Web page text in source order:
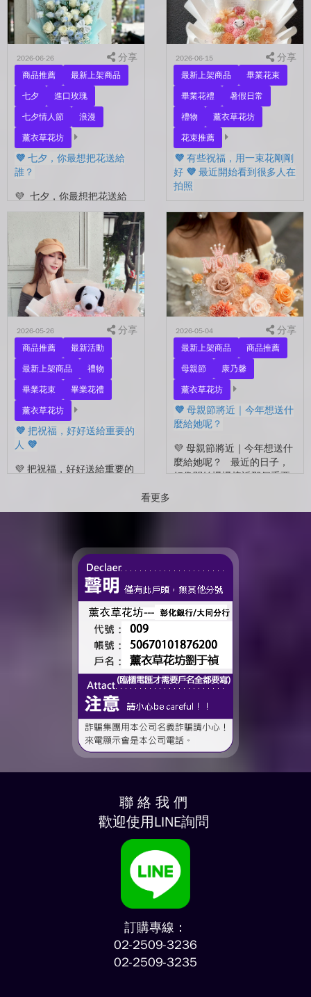
下...
2026-06-26 分享
商品推薦
最新上架商品
七夕
進口玫瑰
七夕情人節
浪漫
薰衣草花坊
💜 七夕，你最想把花送給
誰？
💜 七夕，你最想把花送給
誰？ 是陪你走過每一天的
另一半，是一直默默支持你
的家人，還是那個努力生活
的自己？ 花，不一定要等
到特別的人才能收到。...
2026-06-15 分享
最新上架商品
畢業花束
畢業花禮
暑假日常
禮物
薰衣草花坊
花束推薦
💜 有些祝福，用一束花剛剛
好 💜 最近開始看到很多人在
拍照
💜 有些祝福，用一束花剛剛
好 💜 最近開始看到很多人
在拍照📷 穿著學士服、抱著
花束，笑著紀錄這段重要的
時光🤍 一路走到現在，一
定有很多不容易。 熬過考
試...
2026-05-26 分享
商品推薦
最新活動
最新上架商品
禮物
畢業花束
畢業花禮
薰衣草花坊
💜 把祝福，好好送給重要的
人 💜
💜 把祝福，好好送給重要的
很多，準備往下一段生活前
2026-05-04 分享
最新上架商品
商品推薦
母親節
康乃馨
薰衣草花坊
💜 母親節將近｜今年想送什
麼給她呢？
💜 母親節將近｜今年想送什
麼給她呢？ 最近的日子，
好像開始慢慢接近那個重要
看更多
聯 絡 我 們
歡迎使用LINE詢問
訂購專線：
02-2509-3236
02-2509-3235